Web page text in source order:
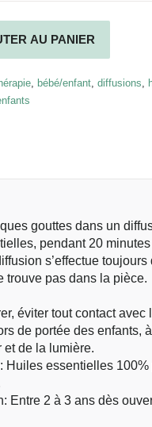
AU PANIER
, bébé/enfant, diffusions,
gouttes dans un
pendant 20
s’effectue toujours
trouve pas dans la pièce.
éviter tout contact avec
de portée des enfants, à
et de la lumière.
Huiles essentielles 100%
Entre 2 à 3 ans dès